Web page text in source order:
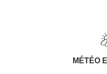
MÉTÉO